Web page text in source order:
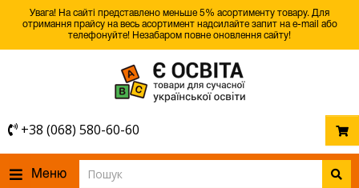
Увага! На сайті представлено меньше 5% асортименту товару. Для
отримання прайсу на весь асортимент надсилайте запит на e-mail або
телефонуйте! Незабаром повне оновлення сайту!
+38 (068) 580-60-60
Меню